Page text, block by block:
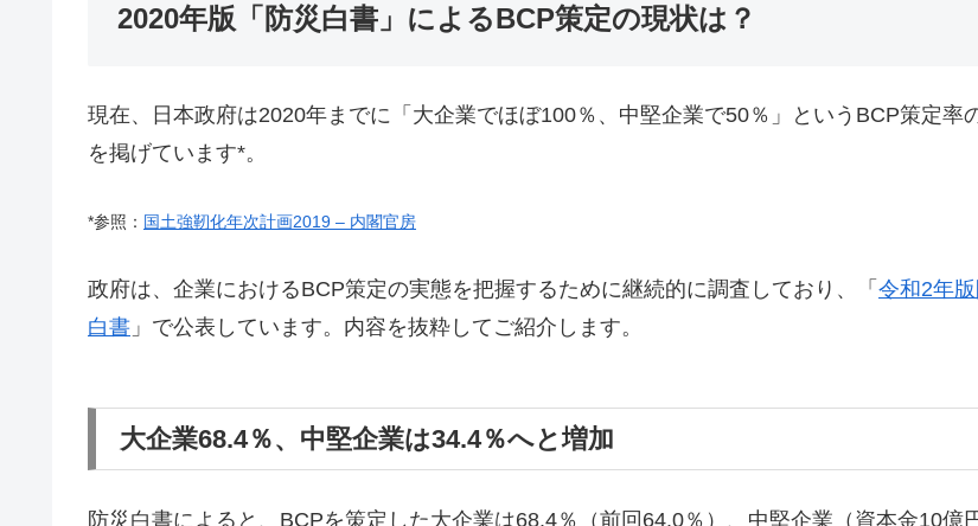
2020年版「防災白書」によるBCP策定の現状は？
現在、日本政府は2020年までに「大企業でほぼ100％、中堅企業で50％」というBCP策定率
を掲げています*。
*参照： 国土強靭化年次計画2019 – 内閣官房
政府は、企業におけるBCP策定の実態を把握するために継続的に調査しており、「 令和2年版
白書 」で公表しています。内容を抜粋してご紹介します。
大企業68.4％、中堅企業は34.4％へと増加
防災白書によると、BCPを策定した大企業は68.4％（前回64.0％）、中堅企業（資本金10億